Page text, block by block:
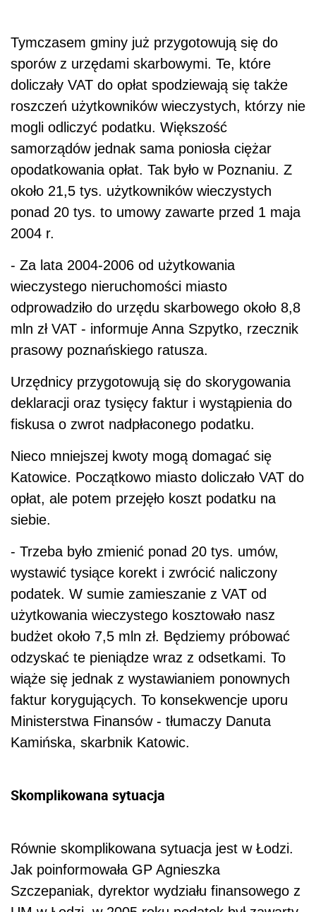
Tymczasem gminy już przygotowują się do
sporów z urzędami skarbowymi. Te, które
doliczały VAT do opłat spodziewają się także
roszczeń użytkowników wieczystych, którzy nie
mogli odliczyć podatku. Większość
samorządów jednak sama poniosła ciężar
opodatkowania opłat. Tak było w Poznaniu. Z
około 21,5 tys. użytkowników wieczystych
ponad 20 tys. to umowy zawarte przed 1 maja
2004 r.
- Za lata 2004-2006 od użytkowania
wieczystego nieruchomości miasto
odprowadziło do urzędu skarbowego około 8,8
mln zł VAT - informuje Anna Szpytko, rzecznik
prasowy poznańskiego ratusza.
Urzędnicy przygotowują się do skorygowania
deklaracji oraz tysięcy faktur i wystąpienia do
fiskusa o zwrot nadpłaconego podatku.
Nieco mniejszej kwoty mogą domagać się
Katowice. Początkowo miasto doliczało VAT do
opłat, ale potem przejęło koszt podatku na
siebie.
- Trzeba było zmienić ponad 20 tys. umów,
wystawić tysiące korekt i zwrócić naliczony
podatek. W sumie zamieszanie z VAT od
użytkowania wieczystego kosztowało nasz
budżet około 7,5 mln zł. Będziemy próbować
odzyskać te pieniądze wraz z odsetkami. To
wiąże się jednak z wystawianiem ponownych
faktur korygujących. To konsekwencje uporu
Ministerstwa Finansów - tłumaczy Danuta
Kamińska, skarbnik Katowic.
Skomplikowana sytuacja
Równie skomplikowana sytuacja jest w Łodzi.
Jak poinformowała GP Agnieszka
Szczepaniak, dyrektor wydziału finansowego z